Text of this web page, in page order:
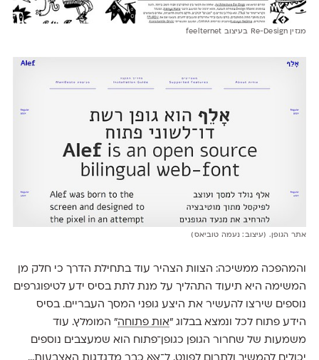
מגזין Re-Design בעיצוב feelternet
אתר הגופן. (עיצוב: נעמה טוביאס)
והמהפכה ממשיכה: הצוות הצהיר עוד בתחילת הדרך כי חלק מן
המשימה היא תיעוד התהליך על מנת לתת בסיס ידע לטיפוגרפים
נוספים שירצו להעשיר את היצע גופני המסך העבריים. בסיס
הידע פתוח לכל ונמצא בבלוג "אות פתוחה" המומלץ. עוד
משמעות של שחרור הגופן כגופן־פתוח הוא שמעצבים נוספים